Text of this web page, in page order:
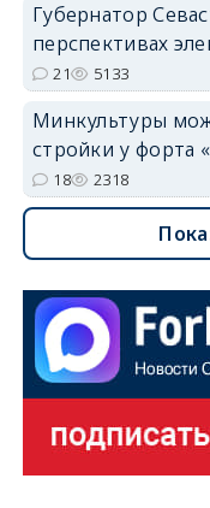
Губернатор
перспективах
21 5133
Минкультуры
стройки у форта
18 2318